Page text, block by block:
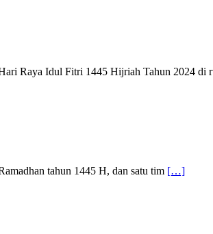
Raya Idul Fitri 1445 Hijriah Tahun 2024 di
tahun 1445 H, dan satu tim […]